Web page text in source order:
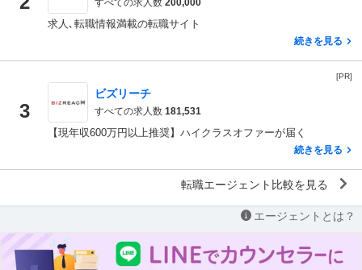
すべての求人数 200,000
求人､転職情報満載の転職サイト
続きを見る
[PR]
3
ビズリーチ
すべての求人数 181,531
【現年収600万円以上推奨】ハイクラスオファーが届く
続きを見る
転職エージェント比較を見る
エージェントとは？